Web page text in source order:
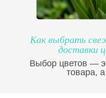
Как выбрать
доставки
Выбор цветов —
товара,